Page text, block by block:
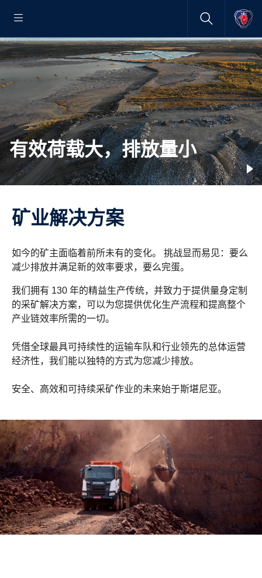
有效荷载大，排放量小
矿业解决方案
如今的矿主面临着前所未有的变化。 挑战显而易见：要么
减少排放并满足新的效率要求，要么完蛋。
我们拥有 130 年的精益生产传统，并致力于提供量身定制
的采矿解决方案，可以为您提供优化生产流程和提高整个
产业链效率所需的一切。
凭借全球最具可持续性的运输车队和行业领先的总体运营
经济性，我们能以独特的方式为您减少排放。
安全、高效和可持续采矿作业的未来始于斯堪尼亚。